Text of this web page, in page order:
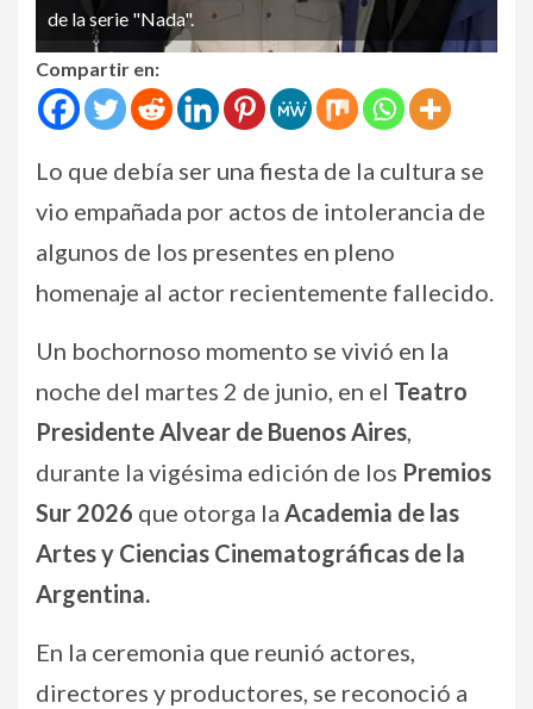
de la serie "Nada".
Compartir en:
Lo que debía ser una fiesta de la cultura se
vio empañada por actos de intolerancia de
algunos de los presentes en pleno
homenaje al actor recientemente fallecido.
Un bochornoso momento se vivió en la
noche del martes 2 de junio, en el Teatro
Presidente Alvear de Buenos Aires,
durante la vigésima edición de los Premios
Sur 2026 que otorga la Academia de las
Artes y Ciencias Cinematográficas de la
Argentina.
En la ceremonia que reunió actores,
directores y productores, se reconoció a